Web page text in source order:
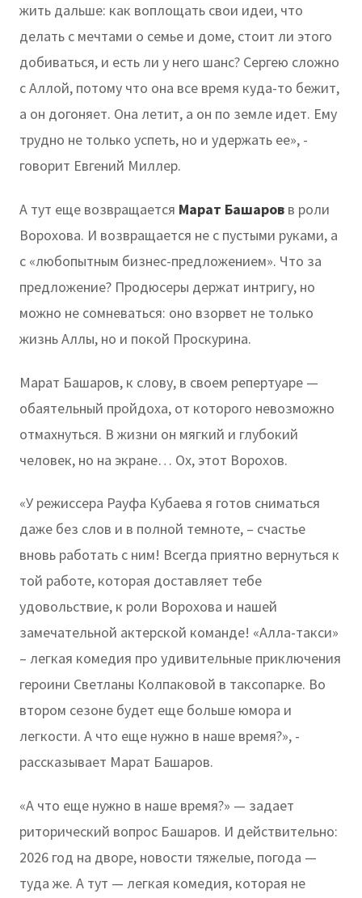
жить дальше: как воплощать свои идеи, что
делать с мечтами о семье и доме, стоит ли этого
добиваться, и есть ли у него шанс? Сергею сложно
с Аллой, потому что она все время куда-то бежит,
а он догоняет. Она летит, а он по земле идет. Ему
трудно не только успеть, но и удержать ее», -
говорит Евгений Миллер.
А тут еще возвращается Марат Башаров в роли
Ворохова. И возвращается не с пустыми руками, а
с «любопытным бизнес-предложением». Что за
предложение? Продюсеры держат интригу, но
можно не сомневаться: оно взорвет не только
жизнь Аллы, но и покой Проскурина.
Марат Башаров, к слову, в своем репертуаре —
обаятельный пройдоха, от которого невозможно
отмахнуться. В жизни он мягкий и глубокий
человек, но на экране… Ох, этот Ворохов.
«У режиссера Рауфа Кубаева я готов сниматься
даже без слов и в полной темноте, – счастье
вновь работать с ним! Всегда приятно вернуться к
той работе, которая доставляет тебе
удовольствие, к роли Ворохова и нашей
замечательной актерской команде! «Алла-такси»
– легкая комедия про удивительные приключения
героини Светланы Колпаковой в таксопарке. Во
втором сезоне будет еще больше юмора и
легкости. А что еще нужно в наше время?», -
рассказывает Марат Башаров.
«А что еще нужно в наше время?» — задает
риторический вопрос Башаров. И действительно:
2026 год на дворе, новости тяжелые, погода —
туда же. А тут — легкая комедия, которая не